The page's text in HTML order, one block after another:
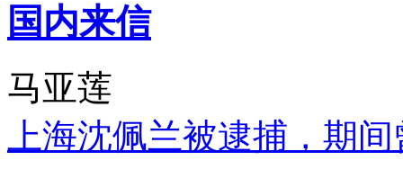
国内来信
马亚莲
上海沈佩兰被逮捕，期